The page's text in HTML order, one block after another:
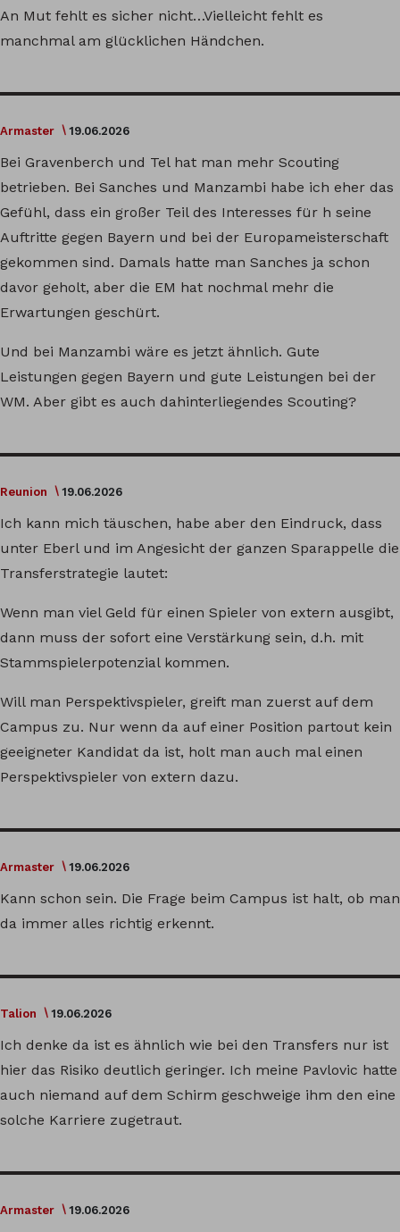
An Mut fehlt es sicher nicht…Vielleicht fehlt es
manchmal am glücklichen Händchen.
Armaster 19.06.2026
Bei Gravenberch und Tel hat man mehr Scouting
betrieben. Bei Sanches und Manzambi habe ich eher das
Gefühl, dass ein großer Teil des Interesses für h seine
Auftritte gegen Bayern und bei der Europameisterschaft
gekommen sind. Damals hatte man Sanches ja schon
davor geholt, aber die EM hat nochmal mehr die
Erwartungen geschürt.
Und bei Manzambi wäre es jetzt ähnlich. Gute
Leistungen gegen Bayern und gute Leistungen bei der
WM. Aber gibt es auch dahinterliegendes Scouting?
Reunion 19.06.2026
Ich kann mich täuschen, habe aber den Eindruck, dass
unter Eberl und im Angesicht der ganzen Sparappelle die
Transferstrategie lautet:
Wenn man viel Geld für einen Spieler von extern ausgibt,
dann muss der sofort eine Verstärkung sein, d.h. mit
Stammspielerpotenzial kommen.
Will man Perspektivspieler, greift man zuerst auf dem
Campus zu. Nur wenn da auf einer Position partout kein
geeigneter Kandidat da ist, holt man auch mal einen
Perspektivspieler von extern dazu.
Armaster 19.06.2026
Kann schon sein. Die Frage beim Campus ist halt, ob man
da immer alles richtig erkennt.
Talion 19.06.2026
Ich denke da ist es ähnlich wie bei den Transfers nur ist
hier das Risiko deutlich geringer. Ich meine Pavlovic hatte
auch niemand auf dem Schirm geschweige ihm den eine
solche Karriere zugetraut.
Armaster 19.06.2026